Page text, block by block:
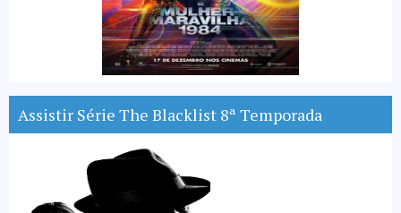
Assistir Série The Blacklist 8ª Temporada